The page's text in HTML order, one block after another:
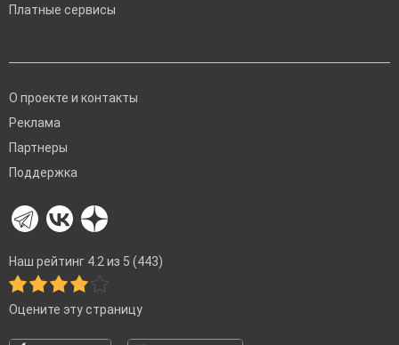
Платные сервисы
О проекте и контакты
Реклама
Партнеры
Поддержка
Наш рейтинг 4.2 из 5 (443)
Оцените эту страницу